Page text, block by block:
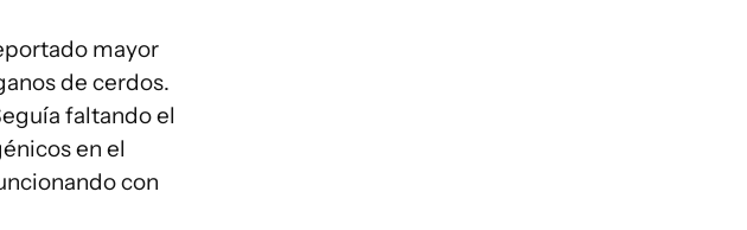
mayor
de cerdos.
faltando el
en el
con